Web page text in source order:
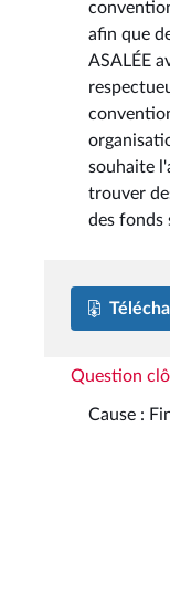
afin que
ASALÉE
souhaite
trouver
des fonds
Question
Cause :